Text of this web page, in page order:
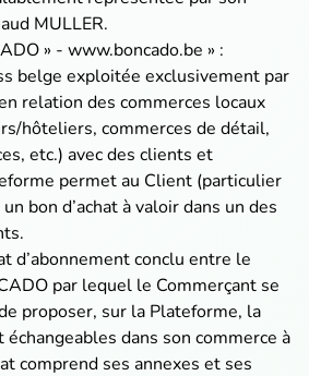
MULLER.
» - www.boncado.be » :
belge exploitée exclusivement par
relation des commerces locaux
hôteliers, commerces de détail,
etc.) avec des clients et
permet au Client (particulier
bon d’achat à valoir dans un des
d’abonnement conclu entre le
par lequel le Commerçant se
proposer, sur la Plateforme, la
échangeables dans son commerce à
comprend ses annexes et ses